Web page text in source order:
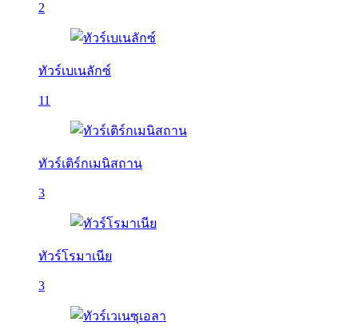
2
ทัวร์เบเนลักซ์
11
ทัวร์เติร์กเมนิสถาน
3
ทัวร์โรมาเนีย
3